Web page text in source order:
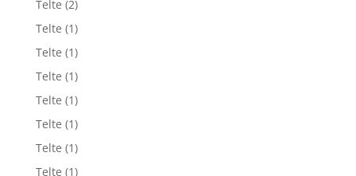
Telte (2)
Telte (1)
Telte (1)
Telte (1)
Telte (1)
Telte (1)
Telte (1)
Telte (1)